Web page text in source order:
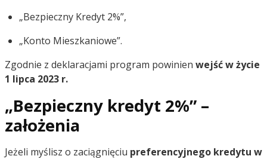
„Bezpieczny Kredyt 2%”,
„Konto Mieszkaniowe”.
Zgodnie z deklaracjami program powinien wejść w życie
1 lipca 2023 r.
„Bezpieczny kredyt 2%” –
założenia
Jeżeli myślisz o zaciągnięciu preferencyjnego kredytu w